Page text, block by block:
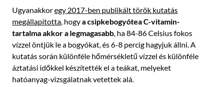
Ugyanakkoregy 2017-ben publikált török kutatás
megállapította , hogya csipkebogyótea C-vitamin-
tartalma akkor a legmagasabb , ha 84-86 Celsius fokos
vízzel öntjük le a bogyókat, és 6-8 percig hagyjuk állni. A
kutatás során különféle hőmérsékletű vízzel és különféle
áztatási időkkel készítették el a teákat, melyeket
hatóanyag-vizsgálatnak vetettek alá.